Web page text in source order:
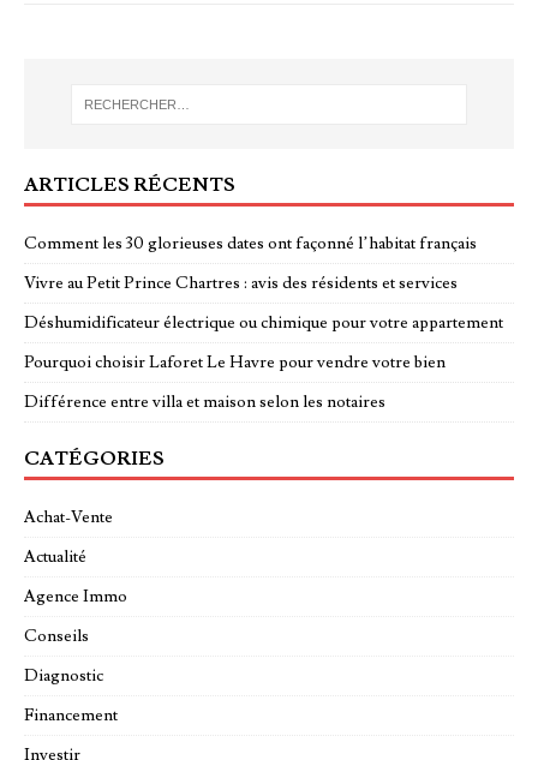
ARTICLES RÉCENTS
Comment les 30 glorieuses dates ont façonné l’habitat français
Vivre au Petit Prince Chartres : avis des résidents et services
Déshumidificateur électrique ou chimique pour votre appartement
Pourquoi choisir Laforet Le Havre pour vendre votre bien
Différence entre villa et maison selon les notaires
CATÉGORIES
Achat-Vente
Actualité
Agence Immo
Conseils
Diagnostic
Financement
Investir